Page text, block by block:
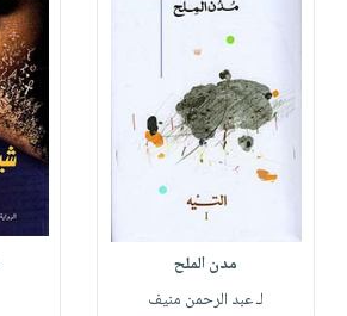
مدن الملح
لـ عبد الرحمن منيف